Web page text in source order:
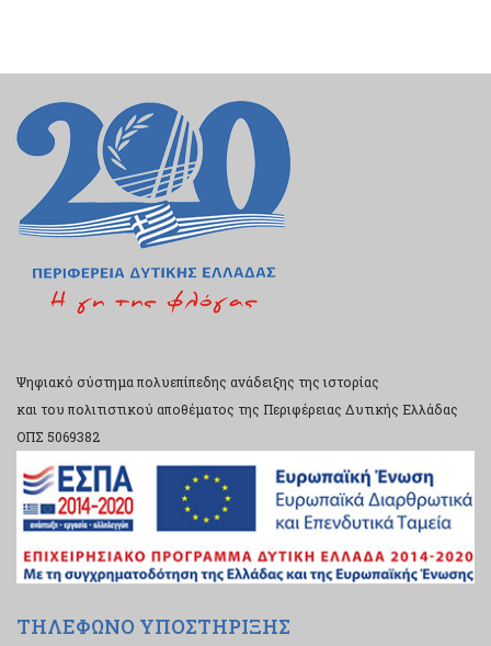
Ψηφιακό σύστημα πολυεπίπεδης ανάδειξης της ιστορίας
και του πολιτιστικού αποθέματος της Περιφέρειας Δυτικής Ελλάδας
ΟΠΣ 5069382
ΤΗΛΕΦΩΝΟ ΥΠΟΣΤΗΡΙΞΗΣ